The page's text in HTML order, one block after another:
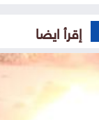
إقرأ ايضا